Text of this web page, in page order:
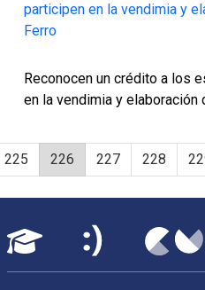
Reconocen un crédito a los
en la vendimia y elaboración
225 226 227 228